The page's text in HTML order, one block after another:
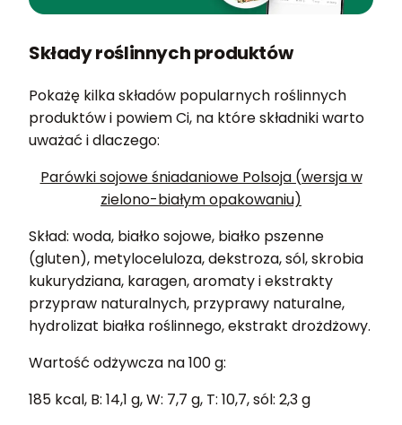
Składy roślinnych produktów
Pokażę kilka składów popularnych roślinnych
produktów i powiem Ci, na które składniki warto
uważać i dlaczego:
Parówki sojowe śniadaniowe Polsoja (wersja w
zielono-białym opakowaniu)
Skład: woda, białko sojowe, białko pszenne
(gluten), metyloceluloza, dekstroza, sól, skrobia
kukurydziana, karagen, aromaty i ekstrakty
przypraw naturalnych, przyprawy naturalne,
hydrolizat białka roślinnego, ekstrakt drożdżowy.
Wartość odżywcza na 100 g:
185 kcal, B: 14,1 g, W: 7,7 g, T: 10,7, sól: 2,3 g